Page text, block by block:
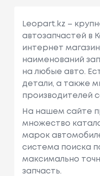
Leopart.kz –
автозапчастей в
интернет
наименований
на любые авто.
детали, а также
производителей
На нашем сайте
множество
марок
система поиска
максимально
запчасть.